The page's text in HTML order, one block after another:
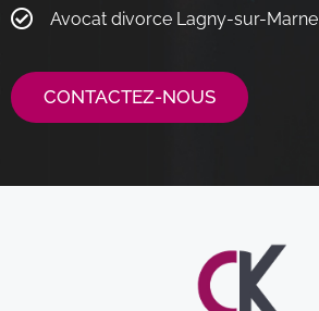
Avocat divorce Lagny-sur-Marne
CONTACTEZ-NOUS